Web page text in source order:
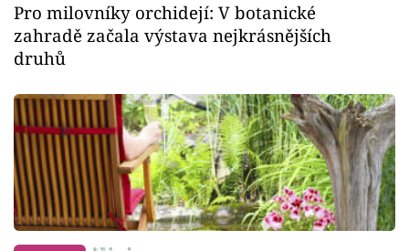
Pro milovníky orchidejí: V botanické
zahradě začala výstava nejkrásnějších
druhů